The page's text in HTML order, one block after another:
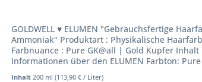
GOLDWELL ♥ ELUMEN "Gebrauchsfertige
Ammoniak" Produktart : Physikalische
Farbnuance : Pure GK@all | Gold Kupfer Inhalt
Informationen über den ELUMEN Farbton: Pure
Inhalt 200 ml (113,90 € / Liter)